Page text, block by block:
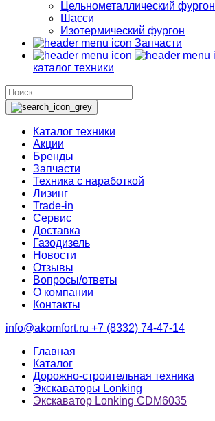
Цельнометаллический фургон
Шасси
Изотермический фургон
Запчасти
каталог техники
Каталог техники
Акции
Бренды
Запчасти
Техника с наработкой
Лизинг
Trade-in
Сервис
Доставка
Газодизель
Новости
Отзывы
Вопросы/ответы
О компании
Контакты
info@akomfort.ru +7 (8332) 74-47-14
Главная
Каталог
Дорожно-строительная техника
Экскаваторы Lonking
Экскаватор Lonking CDM6035